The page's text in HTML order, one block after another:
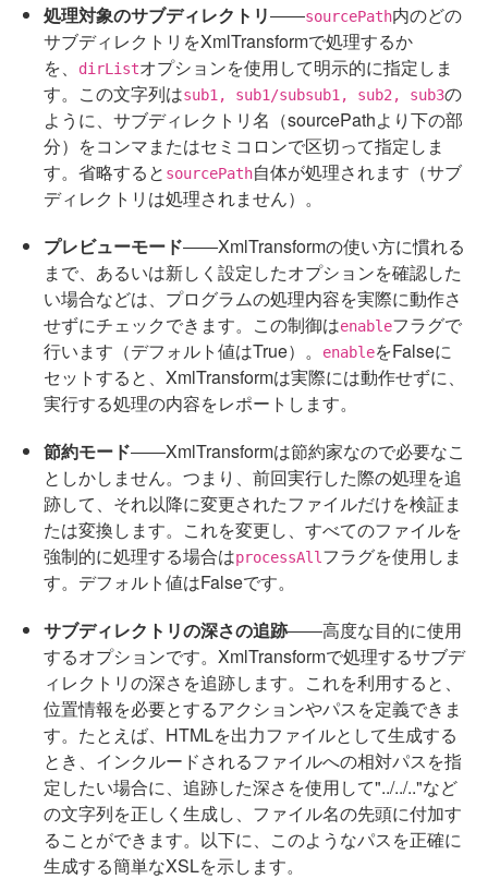
処理対象のサブディレクトリ――sourcePath内のどの
サブディレクトリをXmlTransformで処理するか
を、
dirListオプションを使用して明示的に指定しま
す。この文字列はsub1, sub1/subsub1, sub2, sub3の
ように、サブディレクトリ名（sourcePathより下の部
分）をコンマまたはセミコロンで区切って指定しま
す。省略すると sourcePath自体が処理されます（サブ
ディレクトリは処理されません）。
プレビューモード――XmlTransformの使い方に慣れる
まで、あるいは新しく設定したオプションを確認した
い場合などは、プログラムの処理内容を実際に動作さ
せずにチェックできます。この制御はenableフラグで
行います（デフォルト値はTrue）。
enableをFalseに
セットすると、XmlTransformは実際には動作せずに、
実行する処理の内容をレポートします。
節約モード――XmlTransformは節約家なので必要なこ
としかしません。つまり、前回実行した際の処理を追
跡して、それ以降に変更されたファイルだけを検証ま
たは変換します。これを変更し、すべてのファイルを
強制的に処理する場合はprocessAll フラグを使用しま
す。デフォルト値はFalseです。
サブディレクトリの深さの追跡――高度な目的に使用
するオプションです。XmlTransformで処理するサブデ
ィレクトリの深さを追跡します。これを利用すると、
位置情報を必要とするアクションやパスを定義できま
す。たとえば、HTMLを出力ファイルとして生成する
とき、インクルードされるファイルへの相対パスを指
定したい場合に、追跡した深さを使用して"../../.."など
の文字列を正しく生成し、ファイル名の先頭に付加す
ることができます。以下に、このようなパスを正確に
生成する簡単なXSLを示します。